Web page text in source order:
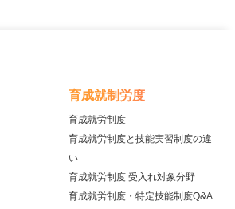
育成就制労度
育成就労制度
育成就労制度と技能実習制度の違
い
育成就労制度 受入れ対象分野
育成就労制度・特定技能制度Q&A